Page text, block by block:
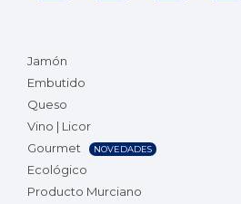
Jamón
Embutido
Queso
Vino | Licor
Gourmet
NOVEDADES
Ecológico
Producto Murciano